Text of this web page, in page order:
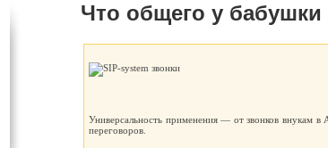
Что общего у
Универсальность применения — от звонков внукам
переговоров.